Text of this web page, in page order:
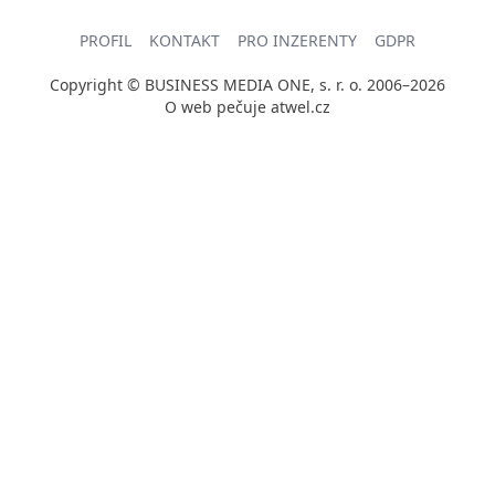
PROFIL KONTAKT PRO INZERENTY GDPR
Copyright © BUSINESS MEDIA ONE, s. r. o. 2006–2026